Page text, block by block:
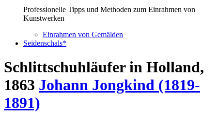
Professionelle Tipps und Methoden zum Einrahmen von
Kunstwerken
Einrahmen von Gemälden
Seidenschals*
Schlittschuhläufer in Holland,
1863 Johann Jongkind (1819-
1891)